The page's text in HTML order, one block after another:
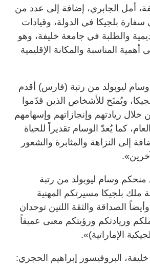
أمل الجابري، إضافة إلى عدد من
بلجيكا في الدولة، وقيادات
والطلبة في جامعة خليفة، وهو
المناسبة والمكانة الإقليمية
ليوبولد من رتبة (فارس) أقدم
ويُمنَح للأشخاص الذين قدّموا
خلال ريادتهم وإنجازاتهم وإسهامهم
كما يُعدّ الوسام تقديراً للحياة
إلى النزاهة والمثابرة والشعور
وسام ليوبولد من رتبة
ملك بلجيكا مسيرتكم المهنية
وأيضاً الصداقة والثقة اللتين توحدان
وريادتكم ورؤيتكم معنى عميقاً
الإماراتية)».
البروفيسور إبراهيم الحجري: